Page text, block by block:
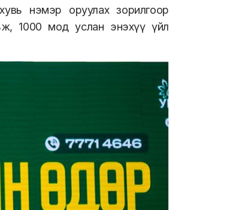
нэмэр оруулах зорилгоор
1000 мод услан энэхүү үйл